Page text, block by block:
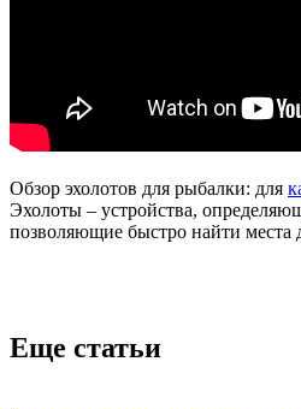
Обзор эхолотов для рыбалки: для
Эхолоты – устройства,
позволяющие быстро найти места
Еще статьи